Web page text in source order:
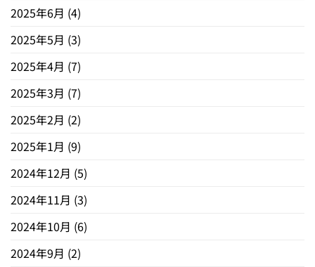
2025年6月 (4)
2025年5月 (3)
2025年4月 (7)
2025年3月 (7)
2025年2月 (2)
2025年1月 (9)
2024年12月 (5)
2024年11月 (3)
2024年10月 (6)
2024年9月 (2)